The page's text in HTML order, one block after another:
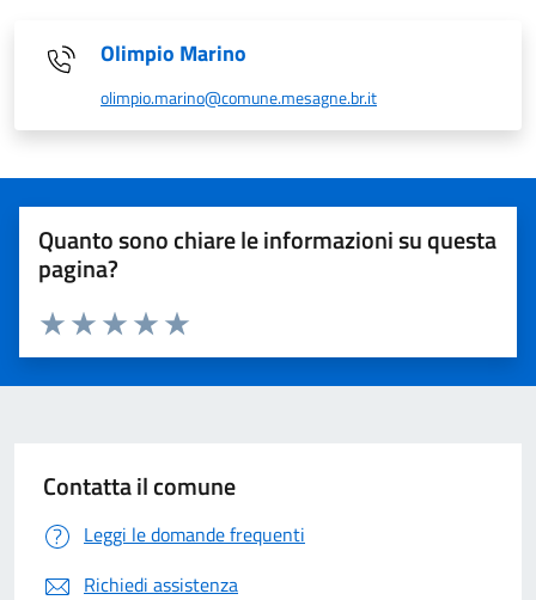
Olimpio Marino
olimpio.marino@comune.mesagne.br.it
Quanto sono chiare le informazioni su questa
pagina?
Valuta 5 stelle su 5
Valuta 4 stelle su 5
Valuta 3 stelle su 5
Valuta 2 stelle su 5
Valuta 1 stelle su 5
Contatta il comune
Leggi le domande frequenti
Richiedi assistenza